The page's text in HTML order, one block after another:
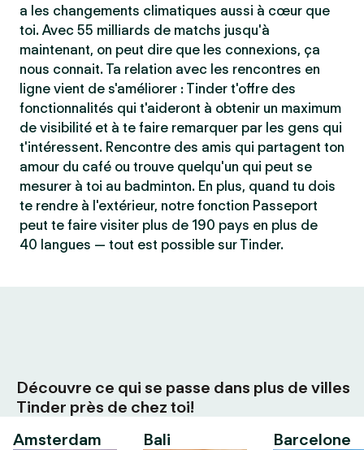
a les changements climatiques aussi à cœur que
toi. Avec 55 milliards de matchs jusqu'à
maintenant, on peut dire que les connexions, ça
nous connait. Ta relation avec les rencontres en
ligne vient de s'améliorer : Tinder t'offre des
fonctionnalités qui t'aideront à obtenir un maximum
de visibilité et à te faire remarquer par les gens qui
t'intéressent. Rencontre des amis qui partagent ton
amour du café ou trouve quelqu'un qui peut se
mesurer à toi au badminton. En plus, quand tu dois
te rendre à l'extérieur, notre fonction Passeport
peut te faire visiter plus de 190 pays en plus de
40 langues — tout est possible sur Tinder.
Découvre ce qui se passe dans plus de villes
Tinder près de chez toi!
Amsterdam
Bali Barcelone